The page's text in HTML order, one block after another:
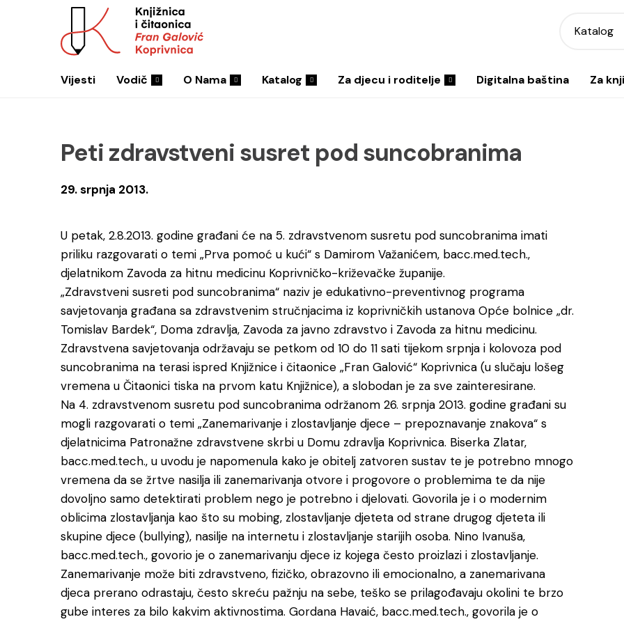
Katalog
Vijesti Vodič O Nama Katalog Za djecu i roditelje Digitalna baština Za
Peti zdravstveni susret pod suncobranima
29. srpnja 2013.
U petak, 2.8.2013. godine građani će na 5. zdravstvenom susretu pod suncobranima imati
priliku razgovarati o temi „Prva pomoć u kući“ s Damirom Važanićem, bacc.med.tech.,
djelatnikom Zavoda za hitnu medicinu Koprivničko-križevačke županije.
„Zdravstveni susreti pod suncobranima“ naziv je edukativno-preventivnog programa
savjetovanja građana sa zdravstvenim stručnjacima iz koprivničkih ustanova Opće bolnice „dr.
Tomislav Bardek“, Doma zdravlja, Zavoda za javno zdravstvo i Zavoda za hitnu medicinu.
Zdravstvena savjetovanja održavaju se petkom od 10 do 11 sati tijekom srpnja i kolovoza pod
suncobranima na terasi ispred Knjižnice i čitaonice „Fran Galović“ Koprivnica (u slučaju lošeg
vremena u Čitaonici tiska na prvom katu Knjižnice), a slobodan je za sve zainteresirane.
Na 4. zdravstvenom susretu pod suncobranima održanom 26. srpnja 2013. godine građani su
mogli razgovarati o temi „Zanemarivanje i zlostavljanje djece – prepoznavanje znakova“ s
djelatnicima Patronažne zdravstvene skrbi u Domu zdravlja Koprivnica. Biserka Zlatar,
bacc.med.tech., u uvodu je napomenula kako je obitelj zatvoren sustav te je potrebno mnogo
vremena da se žrtve nasilja ili zanemarivanja otvore i progovore o problemima te da nije
dovoljno samo detektirati problem nego je potrebno i djelovati. Govorila je i o modernim
oblicima zlostavljanja kao što su mobing, zlostavljanje djeteta od strane drugog djeteta ili
skupine djece (bullying), nasilje na internetu i zlostavljanje starijih osoba. Nino Ivanuša,
bacc.med.tech., govorio je o zanemarivanju djece iz kojega često proizlazi i zlostavljanje.
Zanemarivanje može biti zdravstveno, fizičko, obrazovno ili emocionalno, a zanemarivana
djeca prerano odrastaju, često skreću pažnju na sebe, teško se prilagođavaju okolini te brzo
gube interes za bilo kakvim aktivnostima. Gordana Havaić, bacc.med.tech., govorila je o